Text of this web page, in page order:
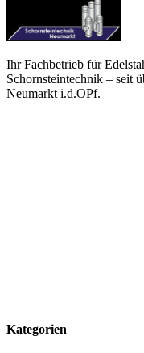
Ihr Fachbetrieb für
Schornsteintechnik – seit
Neumarkt i.d.OPf.
Kategorien